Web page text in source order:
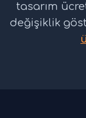
tasarım
değişiklik